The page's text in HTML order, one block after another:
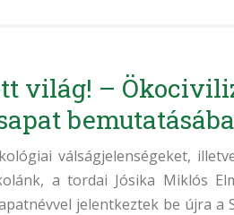
világ! –
válságjelenségeket,
a tordai Jósika Miklós
jelentkeztek be újra a